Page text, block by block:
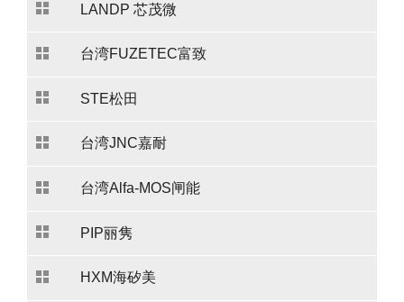
LANDP 芯茂微
台湾FUZETEC富致
STE松田
台湾JNC嘉耐
台湾Alfa-MOS闸能
PIP丽隽
HXM海矽美